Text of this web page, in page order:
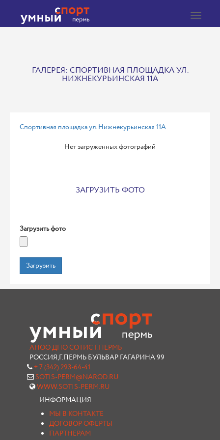
Toggle
ГАЛЕРЕЯ: СПОРТИВНАЯ ПЛОЩАДКА УЛ.
НИЖНЕКУРЬИНСКАЯ 11А
Спортивная площадка ул. Нижнекурьинская 11А
Нет загруженных фотографий
ЗАГРУЗИТЬ ФОТО
Загрузить фото
Загрузить
АНОО ДПО СОТИС Г.ПЕРМЬ
РОССИЯ,Г.ПЕРМЬ БУЛЬВАР ГАГАРИНА 99
+ 7 (342) 293-64-41
SOTIS-PERM@NAROD.RU
WWW.SOTIS-PERM.RU
ИНФОРМАЦИЯ
МЫ В КОНТАКТЕ
ДОГОВОР ОФЕРТЫ
ПАРТНЕРАМ